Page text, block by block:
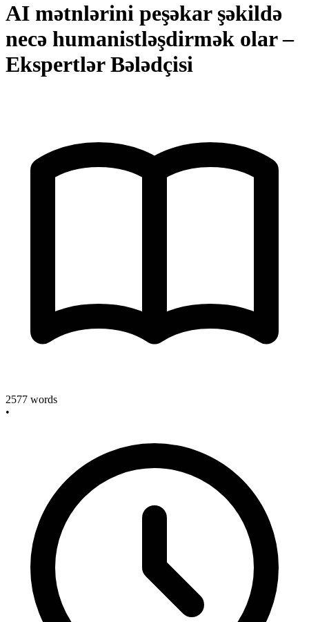
AI mətnlərini peşəkar şəkildə
necə humanistləşdirmək olar –
Ekspertlər Bələdçisi
2577 words
•